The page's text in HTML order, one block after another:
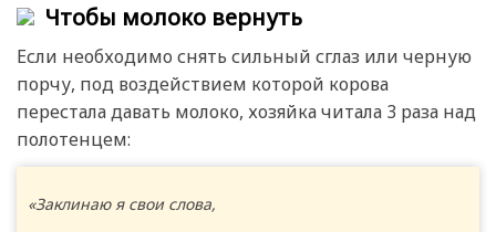
Чтобы молоко вернуть
Если необходимо снять сильный сглаз или черную
порчу, под воздействием которой корова
перестала давать молоко, хозяйка читала 3 раза над
полотенцем:
«Заклинаю я свои слова,